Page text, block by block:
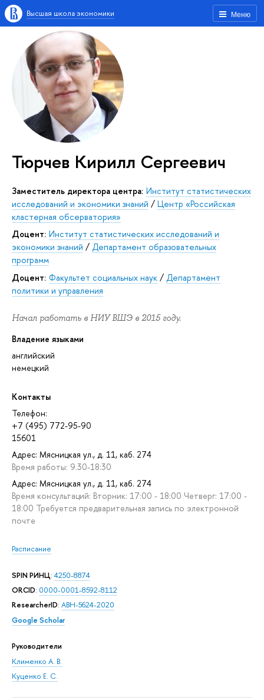
Меню
Высшая школа экономики
Тюрчев Кирилл Сергеевич
Заместитель директора центра: Институт статистических
исследований и экономики знаний / Центр «Российская
кластерная обсерватория»
Доцент: Институт статистических исследований и
экономики знаний / Департамент образовательных
программ
Доцент: Факультет социальных наук / Департамент
политики и управления
Начал работать в НИУ ВШЭ в 2015 году.
Владение языками
английский
немецкий
Контакты
Телефон:
+7 (495) 772-95-90
15601
Адрес: Мясницкая ул., д. 11, каб. 274
Время работы: 9.30-18:30
Адрес: Мясницкая ул., д. 11, каб. 274
Время консультаций: Вторник: 17:00 - 18:00 Четверг: 17:00 -
18:00 Требуется предварительная запись по электронной
почте
Расписание
SPIN РИНЦ:4250-8874
ORCID: 0000-0001-8592-8112
ResearcherID: ABH-5624-2020
Google Scholar
Руководители
Клименко А. В.
Куценко Е. С.